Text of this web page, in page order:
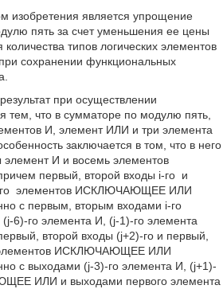
изобретения является упрощение
пять за счет уменьшения ее цены
типов логических элементов
сохранении функциональных
при осуществлении
тем, что в сумматоре по модулю пять,
И, элемент ИЛИ и три элемента
заключается в том, что в него
элемент И и восемь элементов
первый, второй входы i-го и
элементов ИСКЛЮЧАЮЩЕЕ ИЛИ
с первым, вторым входами i-го
6)-го элемента И, (j-1)-го элемента
второй входы (j+2)-го и первый,
элементов ИСКЛЮЧАЮЩЕЕ ИЛИ
с выходами (j-3)-го элемента И, (j+1)-
ИЛИ и выходами первого элемента